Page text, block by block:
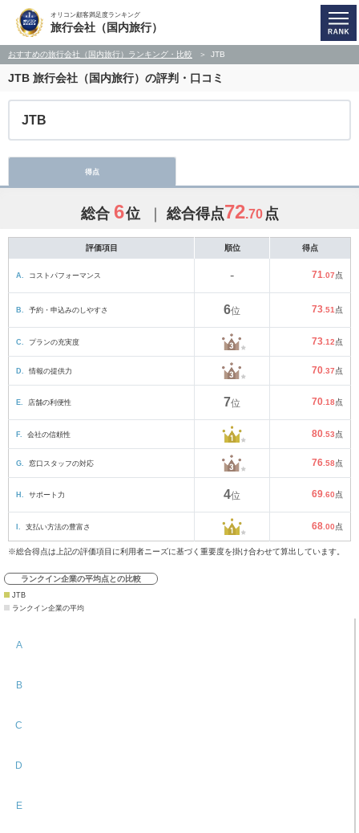
オリコン顧客満足度ランキング
旅行会社（国内旅行）
おすすめの旅行会社（国内旅行）ランキング・比較 JTB
JTB 旅行会社（国内旅行）の評判・口コミ
JTB
得点
総合 6位 総合得点72.70 点
評価項目 順位 得点
A. コストパフォーマンス - 71 .07点
B. 予約・申込みのしやすさ 6位 73 .51 点
C. プランの充実度 73 .12点
D. 情報の提供力 70 .37点
E. 店舗の利便性 7位 70 .18点
F. 会社の信頼性 80 .53点
G. 窓口スタッフの対応 76 .58点
H. サポート力 4位 69 .60点
I. 支払い方法の豊富さ 68 .00点
※総合得点は上記の評価項目に利用者ニーズに基づく重要度を掛け合わせて算出しています。
ランクイン企業の平均点との比較
JTB
ランクイン企業の平均
A
B
C
D
E